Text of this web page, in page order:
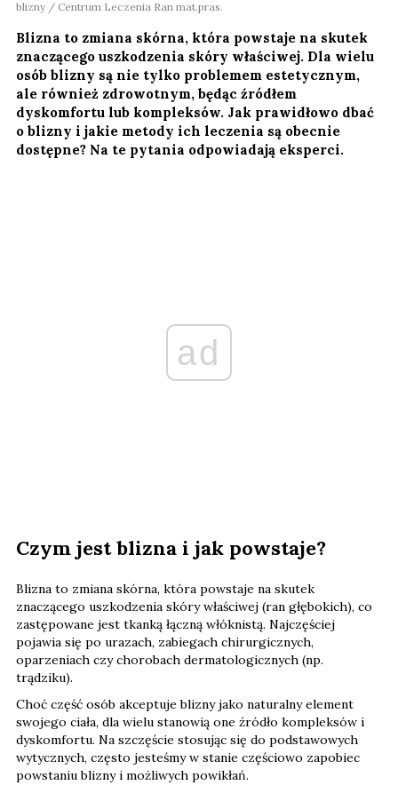
blizny / Centrum Leczenia Ran mat.pras.
Blizna to zmiana skórna, która powstaje na skutek
znaczącego uszkodzenia skóry właściwej. Dla wielu
osób blizny są nie tylko problemem estetycznym,
ale również zdrowotnym, będąc źródłem
dyskomfortu lub kompleksów. Jak prawidłowo dbać
o blizny i jakie metody ich leczenia są obecnie
dostępne? Na te pytania odpowiadają eksperci.
ad
Czym jest blizna i jak powstaje?
Blizna to zmiana skórna, która powstaje na skutek
znaczącego uszkodzenia skóry właściwej (ran głębokich), co
zastępowane jest tkanką łączną włóknistą. Najczęściej
pojawia się po urazach, zabiegach chirurgicznych,
oparzeniach czy chorobach dermatologicznych (np.
trądziku).
Choć część osób akceptuje blizny jako naturalny element
swojego ciała, dla wielu stanowią one źródło kompleksów i
dyskomfortu. Na szczęście stosując się do podstawowych
wytycznych, często jesteśmy w stanie częściowo zapobiec
powstaniu blizny i możliwych powikłań.